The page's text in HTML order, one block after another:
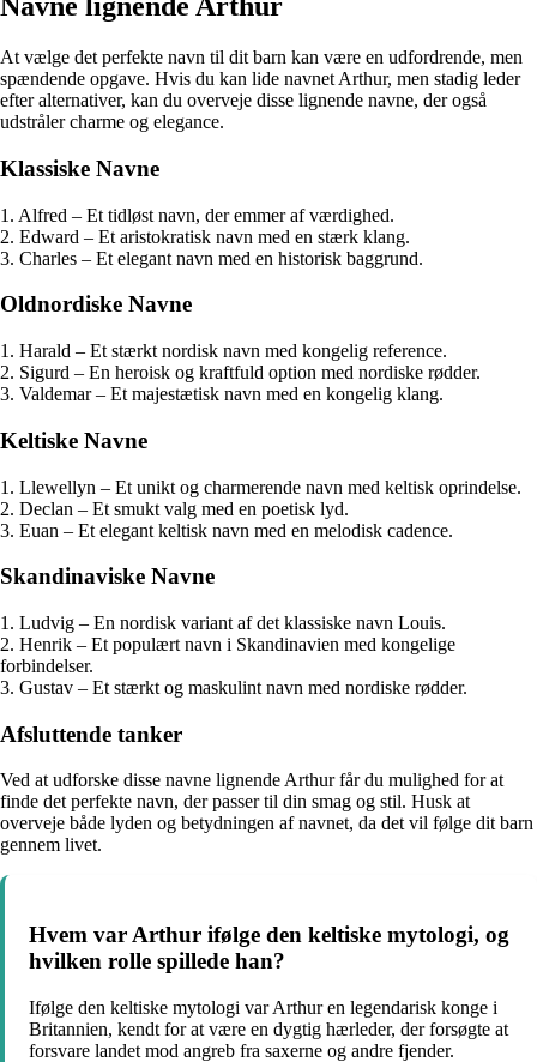
Navne lignende Arthur
At vælge det perfekte navn til dit barn kan være en udfordrende, men
spændende opgave. Hvis du kan lide navnet Arthur, men stadig leder
efter alternativer, kan du overveje disse lignende navne, der også
udstråler charme og elegance.
Klassiske Navne
1. Alfred – Et tidløst navn, der emmer af værdighed.
2. Edward – Et aristokratisk navn med en stærk klang.
3. Charles – Et elegant navn med en historisk baggrund.
Oldnordiske Navne
1. Harald – Et stærkt nordisk navn med kongelig reference.
2. Sigurd – En heroisk og kraftfuld option med nordiske rødder.
3. Valdemar – Et majestætisk navn med en kongelig klang.
Keltiske Navne
1. Llewellyn – Et unikt og charmerende navn med keltisk oprindelse.
2. Declan – Et smukt valg med en poetisk lyd.
3. Euan – Et elegant keltisk navn med en melodisk cadence.
Skandinaviske Navne
1. Ludvig – En nordisk variant af det klassiske navn Louis.
2. Henrik – Et populært navn i Skandinavien med kongelige
forbindelser.
3. Gustav – Et stærkt og maskulint navn med nordiske rødder.
Afsluttende tanker
Ved at udforske disse navne lignende Arthur får du mulighed for at
finde det perfekte navn, der passer til din smag og stil. Husk at
overveje både lyden og betydningen af navnet, da det vil følge dit barn
gennem livet.
Hvem var Arthur ifølge den keltiske mytologi, og
hvilken rolle spillede han?
Ifølge den keltiske mytologi var Arthur en legendarisk konge i
Britannien, kendt for at være en dygtig hærleder, der forsøgte at
forsvare landet mod angreb fra saxerne og andre fjender.